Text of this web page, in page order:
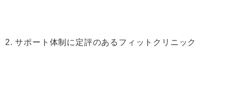
2. サポート体制に定評のあるフィットクリニック